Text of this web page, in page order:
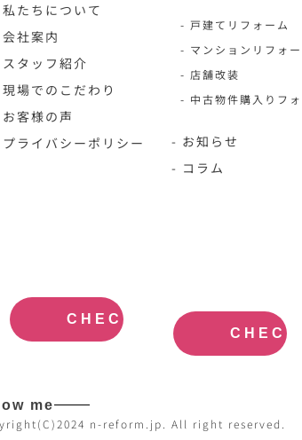
たちについて
社案内
タッフ紹介
場でのこだわり
客様の声
ライバシーポリシー
- 戸建てリフォーム
- マンションリフォー
- 店舗改装
- 中古物件購入りフ
- お知らせ
- コラム
CHECK
CHECK
me
n-reform.jp. All right reserved.